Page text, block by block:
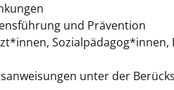
und Prävention
unter der